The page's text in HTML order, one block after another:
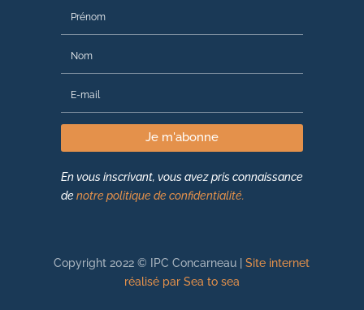
Je m'abonne
En vous inscrivant, vous avez pris connaissance
denotre politique de confidentialité.
Copyright 2022 © IPC Concarneau |Site internet
réalisé par Sea to sea